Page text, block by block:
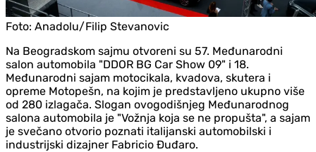
Foto: Anadolu/Filip Stevanovic
Na Beogradskom sajmu otvoreni su 57. Međunarodni
salon automobila "DDOR BG Car Show 09" i 18.
Međunarodni sajam motocikala, kvadova, skutera i
opreme Motopešn, na kojim je predstavljeno ukupno više
od 280 izlagača. Slogan ovogodišnjeg Međunarodnog
salona automobila je "Vožnja koja se ne propušta", a sajam
je svečano otvorio poznati italijanski automobilski i
industrijski dizajner Fabricio Đuđaro.